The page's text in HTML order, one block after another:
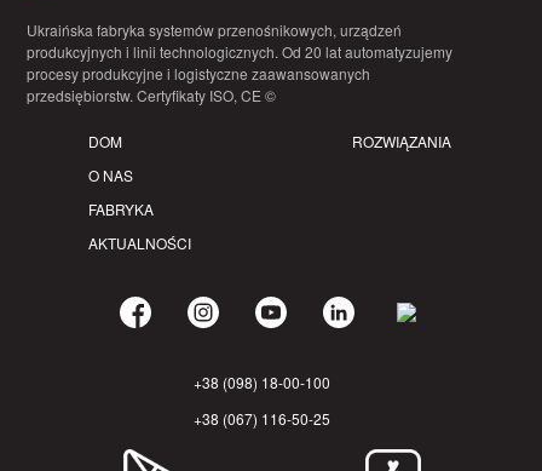
Ukraińska fabryka systemów przenośnikowych, urządzeń
produkcyjnych i linii technologicznych. Od 20 lat automatyzujemy
procesy produkcyjne i logistyczne zaawansowanych
przedsiębiorstw. Certyfikaty ISO, CE ©
DOM
O NAS
FABRYKA
AKTUALNOŚCI
ROZWIĄZANIA
+38 (098) 18-00-100
+38 (067) 116-50-25